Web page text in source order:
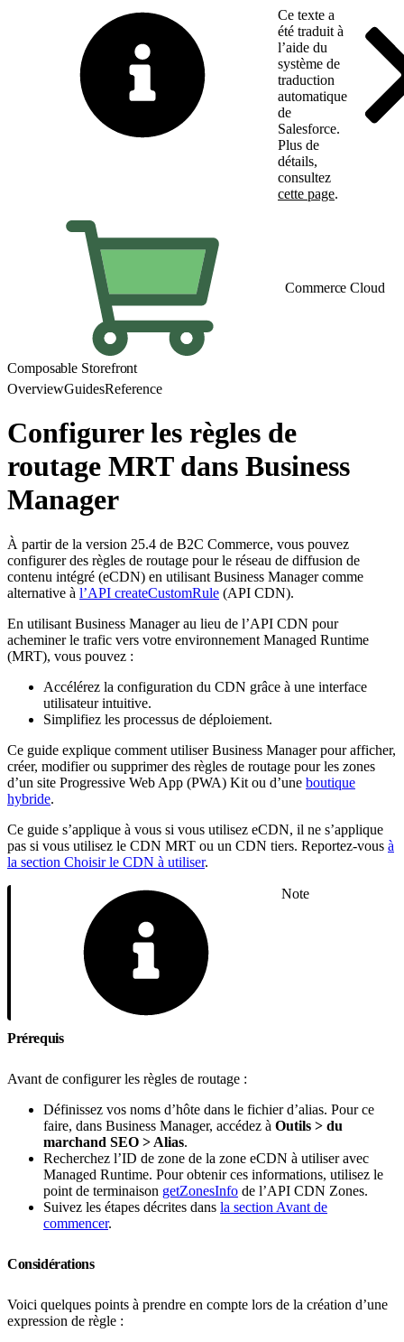
Ce texte a
été traduit à
l’aide du
système de
traduction
automatique
de
Salesforce.
Plus de
détails,
consultez
cette page.
Commerce Cloud
Composable Storefront
OverviewGuidesReference
Configurer les règles de
routage MRT dans Business
Manager
À partir de la version 25.4 de B2C Commerce, vous pouvez
configurer des règles de routage pour le réseau de diffusion de
contenu intégré (eCDN) en utilisant Business Manager comme
alternative à l’API createCustomRule (API CDN).
En utilisant Business Manager au lieu de l’API CDN pour
acheminer le trafic vers votre environnement Managed Runtime
(MRT), vous pouvez :
Accélérez la configuration du CDN grâce à une interface
utilisateur intuitive.
Simplifiez les processus de déploiement.
Ce guide explique comment utiliser Business Manager pour afficher,
créer, modifier ou supprimer des règles de routage pour les zones
d’un site Progressive Web App (PWA) Kit ou d’une boutique
hybride.
Ce guide s’applique à vous si vous utilisez eCDN, il ne s’applique
pas si vous utilisez le CDN MRT ou un CDN tiers. Reportez-vous à
la section Choisir le CDN à utiliser.
Note
Prérequis
Avant de configurer les règles de routage :
Définissez vos noms d’hôte dans le fichier d’alias. Pour ce
faire, dans Business Manager, accédez à Outils > du
marchand SEO > Alias.
Recherchez l’ID de zone de la zone eCDN à utiliser avec
Managed Runtime. Pour obtenir ces informations, utilisez le
point de terminaison getZonesInfo de l’API CDN Zones.
Suivez les étapes décrites dans la section Avant de
commencer.
Considérations
Voici quelques points à prendre en compte lors de la création d’une
expression de règle :